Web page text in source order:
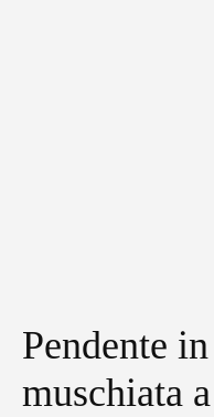
Pendente
muschiata